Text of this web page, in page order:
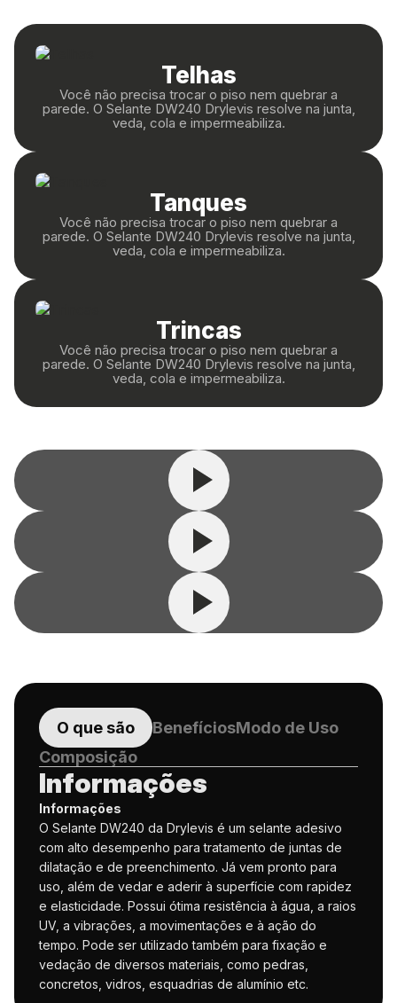
Telhas
Você não precisa trocar o piso nem quebrar a
parede. O Selante DW240 Drylevis resolve na junta,
veda, cola e impermeabiliza.
Tanques
Você não precisa trocar o piso nem quebrar a
parede. O Selante DW240 Drylevis resolve na junta,
veda, cola e impermeabiliza.
Trincas
Você não precisa trocar o piso nem quebrar a
parede. O Selante DW240 Drylevis resolve na junta,
veda, cola e impermeabiliza.
O que são BenefíciosModo de Uso
Composição
Informações
Informações
O Selante DW240 da Drylevis é um selante adesivo
com alto desempenho para tratamento de juntas de
dilatação e de preenchimento. Já vem pronto para
uso, além de vedar e aderir à superfície com rapidez
e elasticidade. Possui ótima resistência à água, a raios
UV, a vibrações, a movimentações e à ação do
tempo. Pode ser utilizado também para fixação e
vedação de diversos materiais, como pedras,
concretos, vidros, esquadrias de alumínio etc.